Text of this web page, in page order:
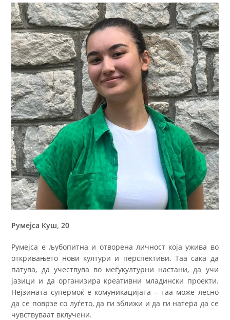
Румејса Куш, 20
Румејса е љубопитна и отворена личност која ужива во
откривањето нови култури и перспективи. Таа сака да
патува, да учествува во меѓукултурни настани, да учи
јазици и да организира креативни младински проекти.
Нејзината супермоќ е комуникацијата – таа може лесно
да се поврзе со луѓето, да ги зближи и да ги натера да се
чувствуваат вклучени.